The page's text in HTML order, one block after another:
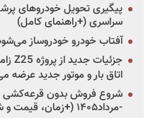
پیگیری تحویل خودروهای
سراسری (+راهنمای کامل)
آفتاب خودرو خودروساز
اتاق بار و موتور جدید عرضه
-مرداد۱۴۰۵ (+زمان، قیمت و شرایط فروش)